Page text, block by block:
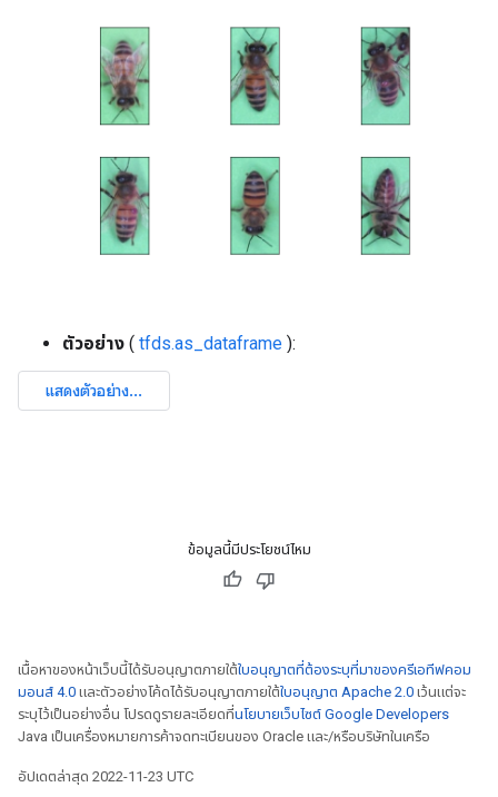
ตัวอย่าง ( tfds.as_dataframe ):
ข้อมูลนี้มีประโยชน์ไหม
เนื้อหาของหน้าเว็บนี้ได้รับอนุญาตภายใต้ใบอนุญาตที่ต้องระบุที่มาของครีเอทีฟคอม
มอนส์ 4.0 และตัวอย่างโค้ดได้รับอนุญาตภายใต้ใบอนุญาต Apache 2.0 เว้นแต่จะ
ระบุไว้เป็นอย่างอื่น โปรดดูรายละเอียดที่นโยบายเว็บไซต์ Google Developers
Java เป็นเครื่องหมายการค้าจดทะเบียนของ Oracle และ/หรือบริษัทในเครือ
อัปเดตล่าสุด 2022-11-23 UTC